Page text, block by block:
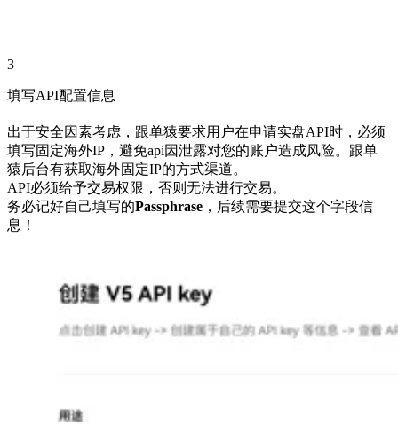
3
填写API配置信息
出于安全因素考虑，跟单猿要求用户在申请实盘API时，必须
填写固定海外IP，避免api因泄露对您的账户造成风险。跟单
猿后台有获取海外固定IP的方式渠道。
API必须给予交易权限，否则无法进行交易。
务必记好自己填写的Passphrase ，后续需要提交这个字段信
息！